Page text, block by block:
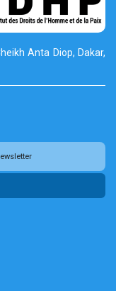
Anta Diop, Dakar,